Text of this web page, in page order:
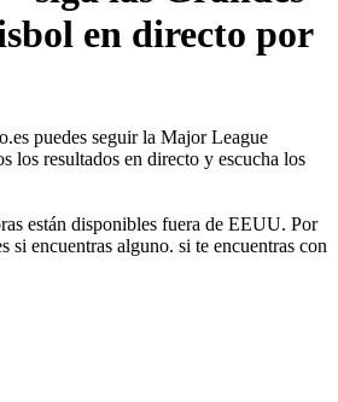
en directo por
puedes seguir la Major League
los resultados en directo y escucha los
están disponibles fuera de EEUU. Por
si encuentras alguno. si te encuentras con